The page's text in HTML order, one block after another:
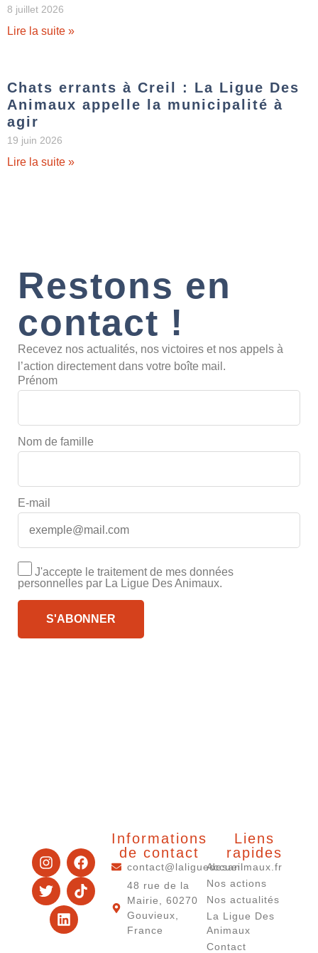
8 juillet 2026
Lire la suite »
Chats errants à Creil : La Ligue Des
Animaux appelle la municipalité à
agir
19 juin 2026
Lire la suite »
Restons en
contact !
Recevez nos actualités, nos victoires et nos appels à
l’action directement dans votre boîte mail.
Prénom
Nom de famille
E-mail
J'accepte le traitement de mes données
personnelles par La Ligue Des Animaux.
Informations
de contact
contact@laliguedesanimaux.fr
48 rue de la
Mairie, 60270
Gouvieux,
France
Liens
rapides
Accueil
Nos actions
Nos actualités
La Ligue Des
Animaux
Contact